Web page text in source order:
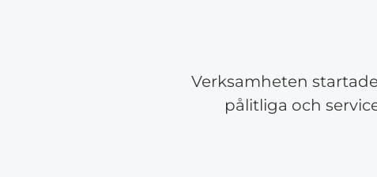
Verksamheten
pålitliga och